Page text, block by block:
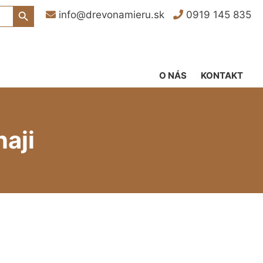
info@drevonamieru.sk 0919 145 835
Search Button
KONTAKT
O NÁS